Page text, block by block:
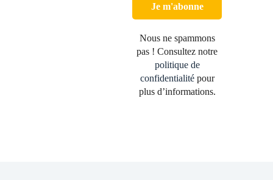
Nous ne spammons
pas ! Consultez notre
politique de
confidentialitépour
plus d’informations.